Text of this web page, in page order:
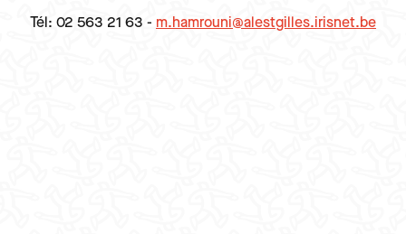
Tél: 02 563 21 63 - m.hamrouni@alestgilles.irisnet.be